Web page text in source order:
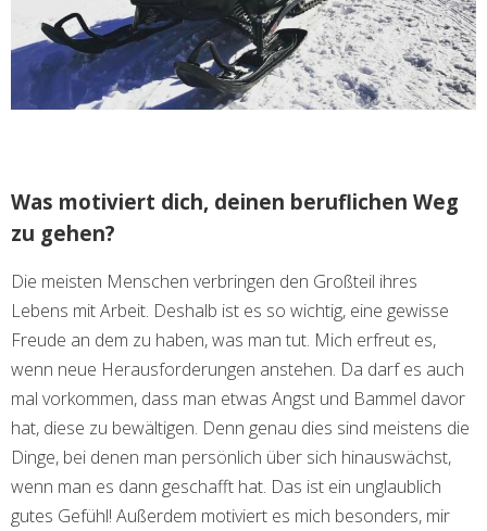
Was motiviert dich, deinen beruflichen Weg
zu gehen?
Die meisten Menschen verbringen den Großteil ihres
Lebens mit Arbeit. Deshalb ist es so wichtig, eine gewisse
Freude an dem zu haben, was man tut. Mich erfreut es,
wenn neue Herausforderungen anstehen. Da darf es auch
mal vorkommen, dass man etwas Angst und Bammel davor
hat, diese zu bewältigen. Denn genau dies sind meistens die
Dinge, bei denen man persönlich über sich hinauswächst,
wenn man es dann geschafft hat. Das ist ein unglaublich
gutes Gefühl! Außerdem motiviert es mich besonders, mir